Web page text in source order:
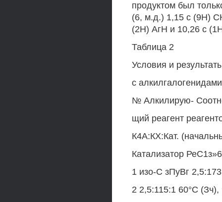
продуктом был
(6, м.д.) 1,15 с (9Н)
(2Н) АгН и 10,26 с
Таблица 2
Условия и
с алкилгалогенидами
№ Алкилирую-
щий реагент
К4А:КХ:Кат.
Катализатор
1 изо-С зПуВг
2 2,5:115:1 60°С